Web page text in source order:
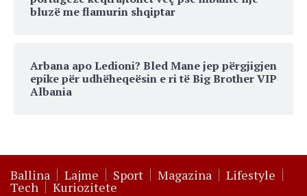
bluzë me flamurin shqiptar
Arbana apo Ledioni? Bled Mane jep përgjigjen
epike për udhëheqeësin e ri të Big Brother VIP
Albania
Ballina Lajme Sport Magazina Lifestyle
Tech Kuriozitete